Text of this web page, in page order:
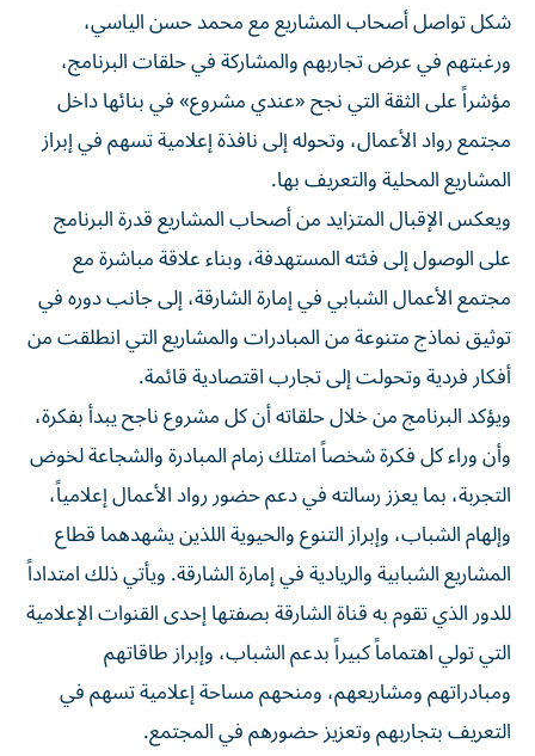
شكل تواصل أصحاب المشاريع مع محمد حسن الياسي،
ورغبتهم في عرض تجاربهم والمشاركة في حلقات البرنامج،
مؤشراً على الثقة التي نجح «عندي مشروع» في بنائها داخل
مجتمع رواد الأعمال، وتحوله إلى نافذة إعلامية تسهم في إبراز
المشاريع المحلية والتعريف بها.
ويعكس الإقبال المتزايد من أصحاب المشاريع قدرة البرنامج
على الوصول إلى فئته المستهدفة، وبناء علاقة مباشرة مع
مجتمع الأعمال الشبابي في إمارة الشارقة، إلى جانب دوره في
توثيق نماذج متنوعة من المبادرات والمشاريع التي انطلقت من
أفكار فردية وتحولت إلى تجارب اقتصادية قائمة.
ويؤكد البرنامج من خلال حلقاته أن كل مشروع ناجح يبدأ بفكرة،
وأن وراء كل فكرة شخصاً امتلك زمام المبادرة والشجاعة لخوض
التجربة، بما يعزز رسالته في دعم حضور رواد الأعمال إعلامياً،
وإلهام الشباب، وإبراز التنوع والحيوية اللذين يشهدهما قطاع
المشاريع الشبابية والريادية في إمارة الشارقة. ويأتي ذلك امتداداً
للدور الذي تقوم به قناة الشارقة بصفتها إحدى القنوات الإعلامية
التي تولي اهتماماً كبيراً بدعم الشباب، وإبراز طاقاتهم
ومبادراتهم ومشاريعهم، ومنحهم مساحة إعلامية تسهم في
التعريف بتجاربهم وتعزيز حضورهم في المجتمع.